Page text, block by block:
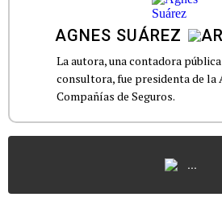
AGNES SUÁREZ
La autora, una contadora
consultora, fue presidenta de la
Compañías de Seguros.
...